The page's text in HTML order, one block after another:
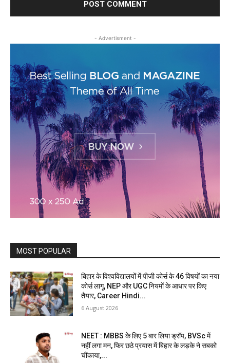
- Advertisment -
MOST POPULAR
बिहार के विश्वविद्यालयों में पीजी कोर्स के 46 विषयों का नया
कोर्स लागू, NEP और UGC नियमों के आधार पर किए
तैयार, Career Hindi...
6 August 2026
NEET : MBBS के लिए 5 बार लिया ड्रॉप, BVSc में
नहीं लगा मन, फिर छठे प्रयास में बिहार के लड़के ने सबको
चौंकाया,...